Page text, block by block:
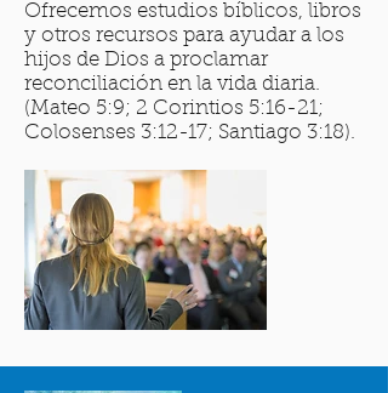
Ofrecemos estudios bíblicos, libros
y otros recursos para ayudar a los
hijos de Dios a proclamar
reconciliación en la vida diaria.
(Mateo 5:9; 2 Corintios 5:16-21;
Colosenses 3:12-17; Santiago 3:18).